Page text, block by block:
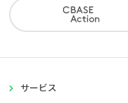
サービス